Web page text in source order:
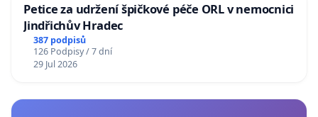
Petice za udržení špičkové péče ORL v nemocnici
Jindřichův Hradec
387 podpisů
126 Podpisy / 7 dní
29 Jul 2026